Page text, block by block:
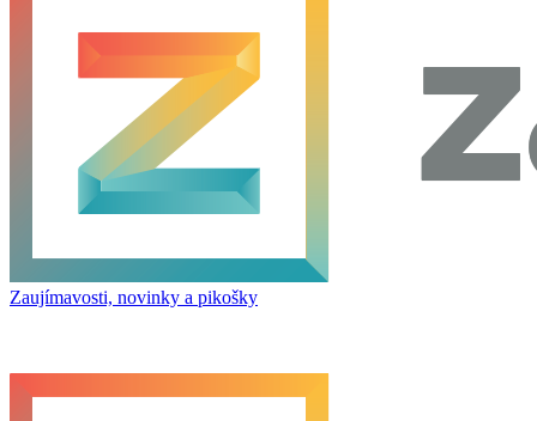
Zaujímavosti, novinky a pikošky